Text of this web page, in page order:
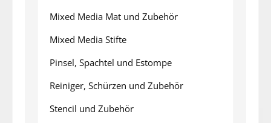
Mixed Media Mat und Zubehör
Mixed Media Stifte
Pinsel, Spachtel und Estompe
Reiniger, Schürzen und Zubehör
Stencil und Zubehör